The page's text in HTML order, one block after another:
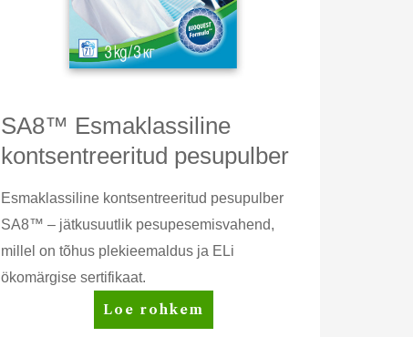
SA8™ Esmaklassiline
kontsentreeritud pesupulber
Esmaklassiline kontsentreeritud pesupulber
SA8™ – jätkusuutlik pesupesemisvahend,
millel on tõhus plekieemaldus ja ELi
ökomärgise sertifikaat.
SA8™
Esmaklassiline
Loe rohkem